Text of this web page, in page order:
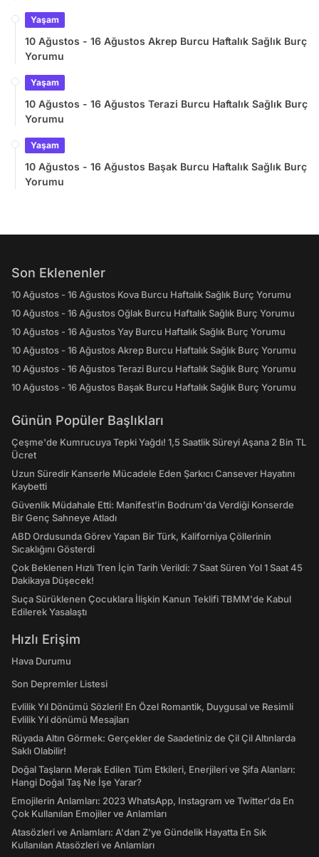
Yaşam
10 Ağustos - 16 Ağustos Akrep Burcu Haftalık Sağlık Burç
Yorumu
Yaşam
10 Ağustos - 16 Ağustos Terazi Burcu Haftalık Sağlık Burç
Yorumu
Yaşam
10 Ağustos - 16 Ağustos Başak Burcu Haftalık Sağlık Burç
Yorumu
Son Eklenenler
10 Ağustos - 16 Ağustos Kova Burcu Haftalık Sağlık Burç Yorumu
10 Ağustos - 16 Ağustos Oğlak Burcu Haftalık Sağlık Burç Yorumu
10 Ağustos - 16 Ağustos Yay Burcu Haftalık Sağlık Burç Yorumu
10 Ağustos - 16 Ağustos Akrep Burcu Haftalık Sağlık Burç Yorumu
10 Ağustos - 16 Ağustos Terazi Burcu Haftalık Sağlık Burç Yorumu
10 Ağustos - 16 Ağustos Başak Burcu Haftalık Sağlık Burç Yorumu
Günün Popüler Başlıkları
Çeşme'de Kumrucuya Tepki Yağdı! 1,5 Saatlik Süreyi Aşana 2 Bin TL
Ücret
Uzun Süredir Kanserle Mücadele Eden Şarkıcı Cansever Hayatını
Kaybetti
Güvenlik Müdahale Etti: Manifest'in Bodrum'da Verdiği Konserde
Bir Genç Sahneye Atladı
ABD Ordusunda Görev Yapan Bir Türk, Kaliforniya Çöllerinin
Sıcaklığını Gösterdi
Çok Beklenen Hızlı Tren İçin Tarih Verildi: 7 Saat Süren Yol 1 Saat 45
Dakikaya Düşecek!
Suça Sürüklenen Çocuklara İlişkin Kanun Teklifi TBMM'de Kabul
Edilerek Yasalaştı
Hızlı Erişim
Hava Durumu
Son Depremler Listesi
Evlilik Yıl Dönümü Sözleri! En Özel Romantik, Duygusal ve Resimli
Evlilik Yıl dönümü Mesajları
Rüyada Altın Görmek: Gerçekler de Saadetiniz de Çil Çil Altınlarda
Saklı Olabilir!
Doğal Taşların Merak Edilen Tüm Etkileri, Enerjileri ve Şifa Alanları:
Hangi Doğal Taş Ne İşe Yarar?
Emojilerin Anlamları: 2023 WhatsApp, Instagram ve Twitter'da En
Çok Kullanılan Emojiler ve Anlamları
Atasözleri ve Anlamları: A'dan Z'ye Gündelik Hayatta En Sık
Kullanılan Atasözleri ve Anlamları